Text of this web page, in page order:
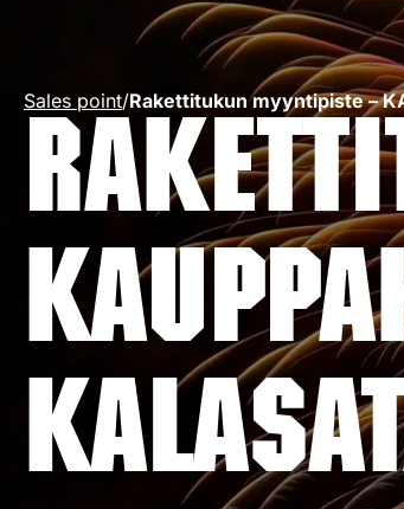
Sales point/Rakettitukun myyntipiste –